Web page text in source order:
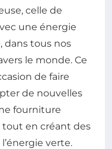
celle de
une énergie
dans tous nos
le monde. Ce
de faire
de nouvelles
fourniture
en créant des
verte.